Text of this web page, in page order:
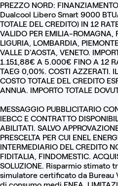
PREZZO NORD:
Dualcool Libero Smart 9000
TOTALE DEL CREDITO) IN 12
VALIDO PER EMILIA-ROMAGNA,
LIGURIA, LOMBARDIA,
VALLE D’AOSTA, VENETO.
1.151,88€ A 5.000€ FINO A 12
TAEG 0,00%. COSTI AZZERATI.
COSTO TOTALE DEL CREDITO
ANNUA. IMPORTO TOTALE
MESSAGGIO PUBBLICITARIO
IEBCC E CONTRATTO
ABILITATI. SALVO
PRESCELTA PER CUI ENEL
INTERMEDIARIO DEL CREDITO
FIDITALIA, FINDOMESTIC.
SOLUZIONE. Risparmio stimato
simulatore certificato da Bureau